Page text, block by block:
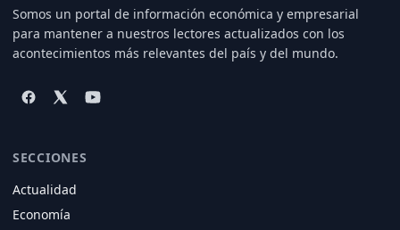
Somos un portal de información económica y empresarial
para mantener a nuestros lectores actualizados con los
acontecimientos más relevantes del país y del mundo.
SECCIONES
Actualidad
Economía